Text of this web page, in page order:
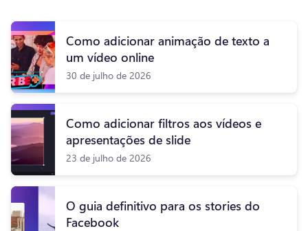
Como adicionar animação de texto a
um vídeo online
30 de julho de 2026
Como adicionar filtros aos vídeos e
apresentações de slide
23 de julho de 2026
O guia definitivo para os stories do
Facebook